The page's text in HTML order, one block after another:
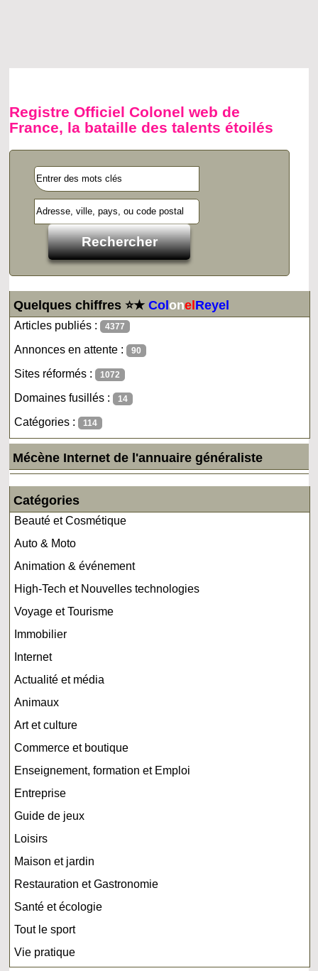
Registre Officiel Colonel web de
France, la bataille des talents étoilés
Quelques chiffres ⭐★ColonelReyel
Articles publiés : 4377
Annonces en attente : 90
Sites réformés : 1072
Domaines fusillés : 14
Catégories : 114
Mécène Internet de l'annuaire généraliste
Catégories
Beauté et Cosmétique
Auto & Moto
Animation & événement
High-Tech et Nouvelles technologies
Voyage et Tourisme
Immobilier
Internet
Actualité et média
Animaux
Art et culture
Commerce et boutique
Enseignement, formation et Emploi
Entreprise
Guide de jeux
Loisirs
Maison et jardin
Restauration et Gastronomie
Santé et écologie
Tout le sport
Vie pratique